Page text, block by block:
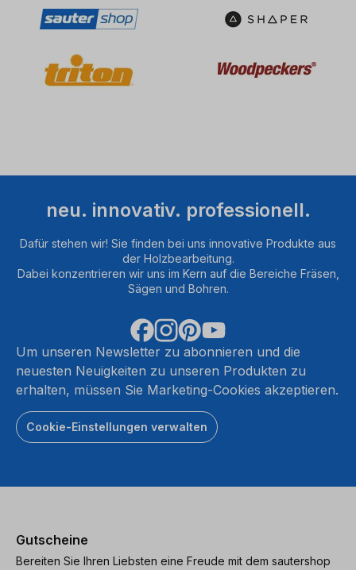
neu. innovativ. professionell.
Dafür stehen wir! Sie finden bei uns innovative Produkte aus
der Holzbearbeitung.
Dabei konzentrieren wir uns im Kern auf die Bereiche Fräsen,
Sägen und Bohren.
Um unseren Newsletter zu abonnieren und die
neuesten Neuigkeiten zu unseren Produkten zu
erhalten, müssen Sie Marketing-Cookies akzeptieren.
Cookie-Einstellungen verwalten
Gutscheine
Bereiten Sie Ihren Liebsten eine Freude mit dem sautershop